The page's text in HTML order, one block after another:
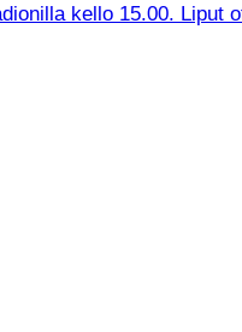
kello 15.00. Liput